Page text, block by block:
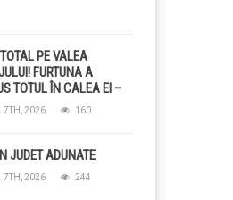
PE VALEA
FURTUNA A
TOTUL ÎN CALEA EI –
CĂZUȚI, DRUMURI
CURENT TĂIAT ȘI
7TH, 2026 160
JUDET ADUNATE
7TH, 2026 244